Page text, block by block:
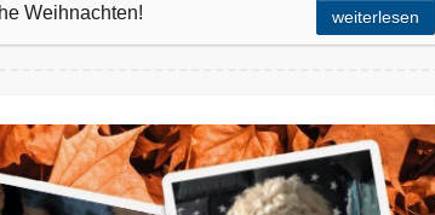
Weihnachten! weiterlesen